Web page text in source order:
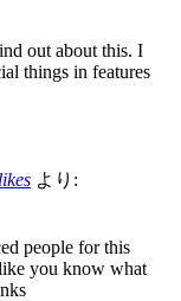
out about this. I
things in features
より:
people for this
you know what